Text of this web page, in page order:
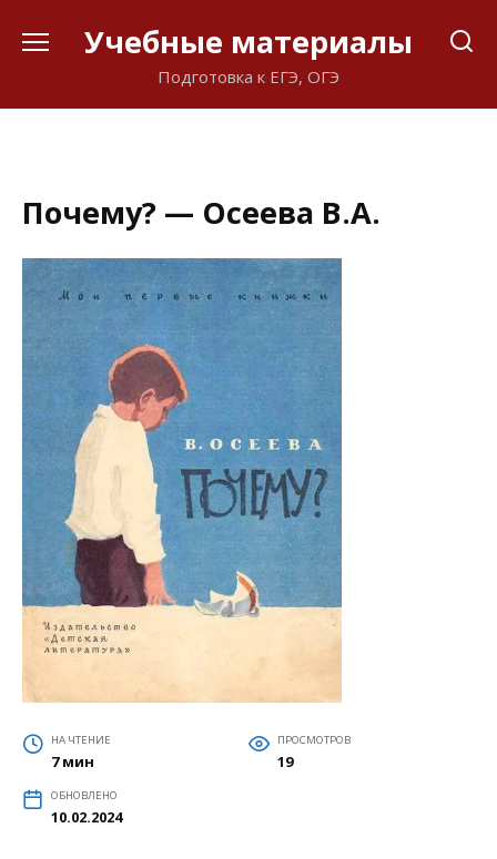
Учебные материалы
Подготовка к ЕГЭ, ОГЭ
Почему? — Осеева В.А.
НА ЧТЕНИЕ
7 мин
ПРОСМОТРОВ
19
ОБНОВЛЕНО
10.02.2024